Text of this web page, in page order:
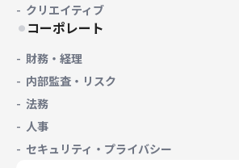
クリエイティブ
コーポレート
財務・経理
内部監査・リスク
法務
人事
セキュリティ・プライバシー